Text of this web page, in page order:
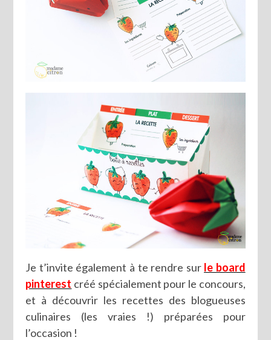
Je t’invite également à te rendre sur le board
pinterest créé spécialement pour le concours,
et à découvrir les recettes des blogueuses
culinaires (les vraies !) préparées pour
l’occasion !